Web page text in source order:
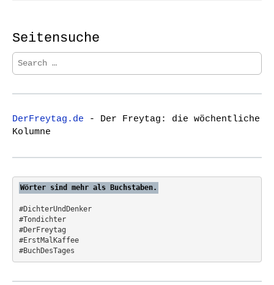
Seitensuche
S
e
r
h
f
r
DerFreytag.de - Der Freytag: die wöchentliche
Kolumne
Wörter sind mehr als Buchstaben.
#DichterUndDenker
#Tondichter
#DerFreytag
#ErstMalKaffee
#BuchDesTages